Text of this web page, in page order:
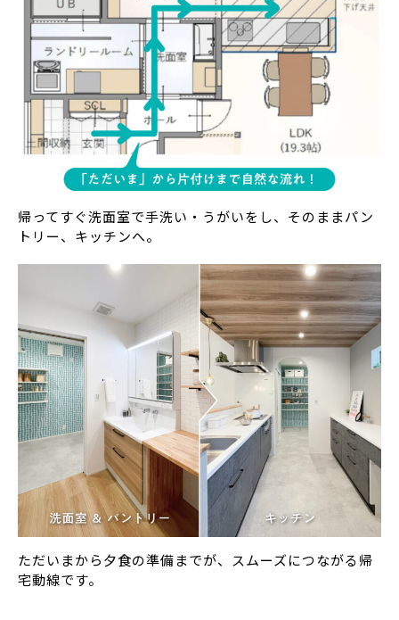
帰ってすぐ洗面室で手洗い・うがいをし、そのままパン
トリー、キッチンへ。
ただいまから夕食の準備までが、スムーズにつながる帰
宅動線です。